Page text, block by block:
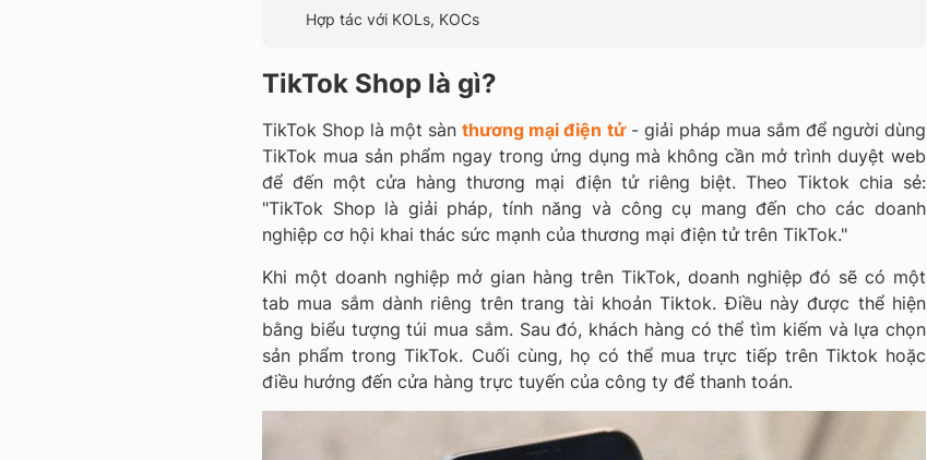
Hợp tác với KOLs, KOCs
TikTok Shop là gì?
TikTok Shop là một sànthương mại điện tử- giải pháp mua sắm để người dùng
TikTok mua sản phẩm ngay trong ứng dụng mà không cần mở trình duyệt web
để đến một cửa hàng thương mại điện tử riêng biệt. Theo Tiktok chia sẻ:
"TikTok Shop là giải pháp, tính năng và công cụ mang đến cho các doanh
nghiệp cơ hội khai thác sức mạnh của thương mại điện tử trên TikTok."
Khi một doanh nghiệp mở gian hàng trên TikTok, doanh nghiệp đó sẽ có một
tab mua sắm dành riêng trên trang tài khoản Tiktok. Điều này được thể hiện
bằng biểu tượng túi mua sắm. Sau đó, khách hàng có thể tìm kiếm và lựa chọn
sản phẩm trong TikTok. Cuối cùng, họ có thể mua trực tiếp trên Tiktok hoặc
điều hướng đến cửa hàng trực tuyến của công ty để thanh toán.